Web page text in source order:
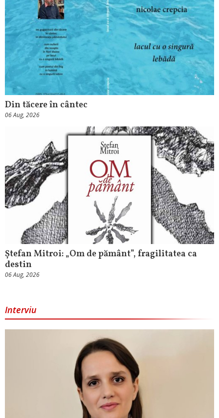
Din tăcere în cântec
06 Aug, 2026
Ștefan Mitroi: „Om de pământ”, fragilitatea ca
destin
06 Aug, 2026
Interviu